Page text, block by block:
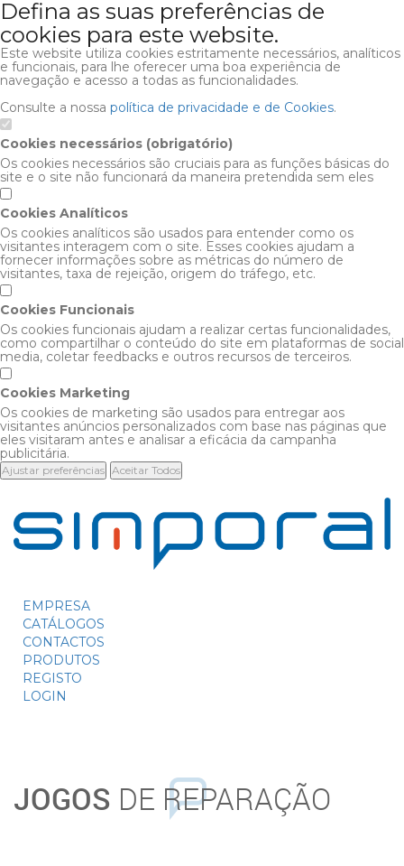
Defina as suas preferências de
cookies para este website.
Este website utiliza cookies estritamente necessários, analíticos
e funcionais, para lhe oferecer uma boa experiência de
navegação e acesso a todas as funcionalidades.
Consulte a nossa política de privacidade e de Cookies.
Cookies necessários (obrigatório)
Os cookies necessários são cruciais para as funções básicas do
site e o site não funcionará da maneira pretendida sem eles
Cookies Analíticos
Os cookies analíticos são usados para entender como os
visitantes interagem com o site. Esses cookies ajudam a
fornecer informações sobre as métricas do número de
visitantes, taxa de rejeição, origem do tráfego, etc.
Cookies Funcionais
Os cookies funcionais ajudam a realizar certas funcionalidades,
como compartilhar o conteúdo do site em plataformas de social
media, coletar feedbacks e outros recursos de terceiros.
Cookies Marketing
Os cookies de marketing são usados para entregar aos
visitantes anúncios personalizados com base nas páginas que
eles visitaram antes e analisar a eficácia da campanha
publicitária.
Ajustar preferências Aceitar Todos
EMPRESA
CATÁLOGOS
CONTACTOS
PRODUTOS
REGISTO
LOGIN
JOGOS DE REPARAÇÃO